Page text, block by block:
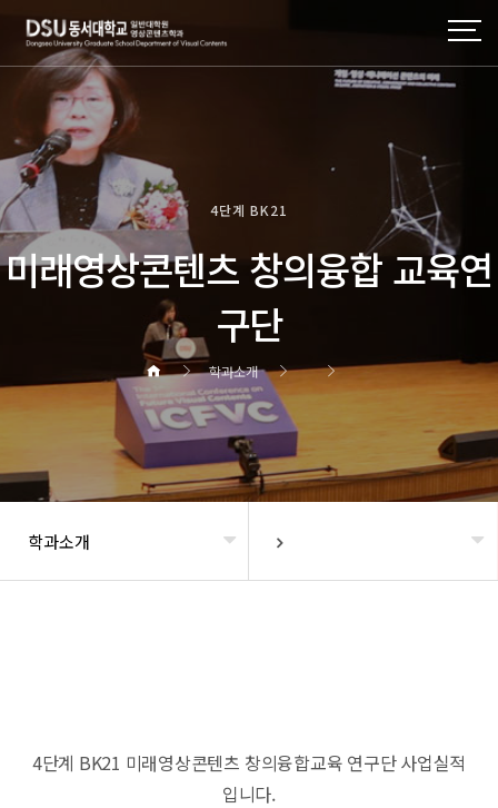
4단계 BK21
미래영상콘텐츠 창의융합 교육연
구단
학과소개
학과소개
4단계 BK21 미래영상콘텐츠 창의융합교육 연구단 사업실적
입니다.